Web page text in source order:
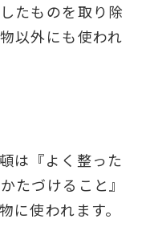
たものを取り除
以外にも使われ
は『よく整った
たづけること』
に使われます。